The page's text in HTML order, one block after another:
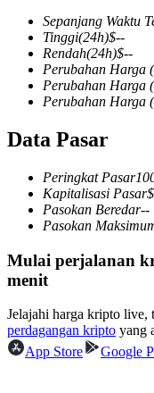
COIN-M Berjangka
Mata Uang Kripto
TradFi
Derivatif saham,
USDC Berjangka
Sepanjang Waktu
Tinggi(24h)$--
Rendah(24h)$--
Perubahan Harga
Perubahan Harga
Perubahan Harga
Data Pasar
Peringkat Pasar
Kapitalisasi Pasar$
Pasokan Beredar--
Pasokan
Mulai perjalanan
menit
Jelajahi harga kripto live,
perdagangan kripto yang
App Store
Google